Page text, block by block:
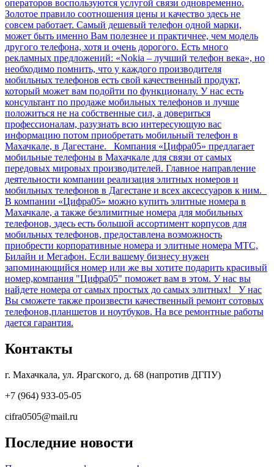
операторов воспользуются услугой связи одновременно.
Золотое правило соотношения цены и качество здесь не
совсем работает. Самый дешевый телефон одной марки,
может быть именно Вам полезнее и практичнее, чем модель
другого телефона, хотя и очень дорогого. Есть много
рекламных предложений: «Nokia – лучший телефон века», но
необходимо помнить, что у каждого производителя
мобильных телефонов есть свой качественный продукт,
который может вам подойти по функционалу. У нас есть
консультант по продаже мобильных телефонов и лучше
положиться не на собственные сил, а довериться
профессионалам, разузнать всю интересующую вас
информацию потом приобретать мобильный телефон в
Махачкале, в Дагестане. Компания «Цифра05» предлагает
мобильные телефоны в Махачкале для связи от самых
передовых мировых производителей. Главное направление
деятельности компании реализация элитных номеров и
мобильных телефонов в Дагестане и всех аксессуаров к ним.
В компании «Цифра05» можно купить элитные номера в
Махачкале, а также безлимитные номера для мобильных
телефонов, здесь есть большой ассортимент корпусов для
мобильных телефонов, предоставлена возможность
приобрести корпоративные номера и элитные номера МТС,
Билайн и Мегафон. Если вашему бизнесу нужен
запоминающийся номер или же вы хотите подарить красивый
номер,компания "Цифра05" поможет вам в этом. У нас вы
найдете номера от самых простых до самых элитных! У нас
Вы сможете также произвести качественный ремонт сотовых
телефонов,планшетов и ноутбуков. На все ремонтные работы
дается гарантия.
Контакты
г. Махачкала, ул. Ярагского, д. 68 (напротив ДГПУ)
+7 (964) 933-05-05
cifra0505@mail.ru
Последние новости